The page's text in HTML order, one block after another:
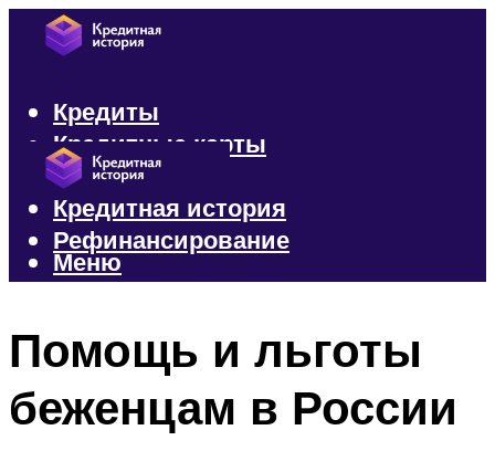
Кредиты
Кредитные карты
Микрозаймы
Кредитная история
Рефинансирование
Меню
Помощь и льготы
беженцам в России